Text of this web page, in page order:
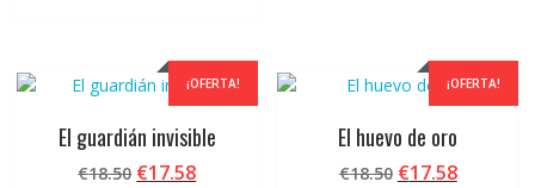
¡OFERTA!
El guardián invisible
€18.50 El
€17.58El
¡OFERTA!
El huevo de oro
€18.50 El
€17.58El